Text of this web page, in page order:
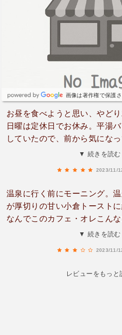
画像は著作権で保護
お昼を食べようと思い、やどり
日曜は定休日でお休み。平湯
していたので、前から気にな
さんへ。マスターと奥さん？
ズオムカレー 950円セットド
ン 450円他の方も書いてあり
体がまず美味しいです。全体
円くらいになるんじゃないか
気になるのでまた伺います。
るよりはこちらをオススメしま
▼ 続きを読む
2023/11/
温泉に行く前にモーニング。
が厚切りの甘い小倉トーストに
なんでこのカフェ・オレこん
ち着いた空間の中、今日の予
▼ 続きを読む
2023/11/
レビューをもっと